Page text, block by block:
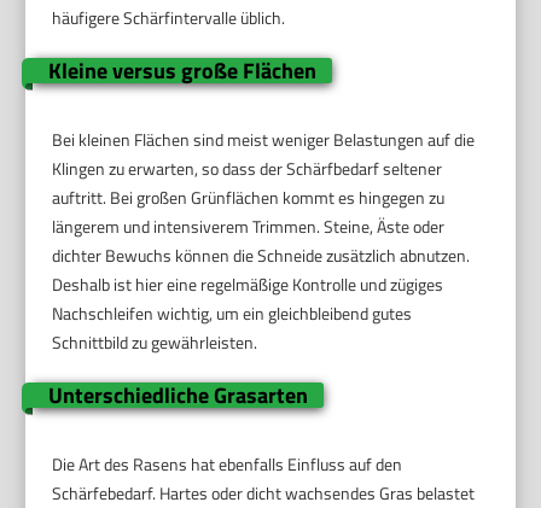
häufigere Schärfintervalle üblich.
Kleine versus große Flächen
Bei kleinen Flächen sind meist weniger Belastungen auf die
Klingen zu erwarten, so dass der Schärfbedarf seltener
auftritt. Bei großen Grünflächen kommt es hingegen zu
längerem und intensiverem Trimmen. Steine, Äste oder
dichter Bewuchs können die Schneide zusätzlich abnutzen.
Deshalb ist hier eine regelmäßige Kontrolle und zügiges
Nachschleifen wichtig, um ein gleichbleibend gutes
Schnittbild zu gewährleisten.
Unterschiedliche Grasarten
Die Art des Rasens hat ebenfalls Einfluss auf den
Schärfebedarf. Hartes oder dicht wachsendes Gras belastet